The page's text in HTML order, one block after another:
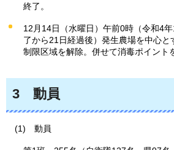
終了。
12月14日（水曜日）午前0時（令和4
了から21日経過後）発生農場を中心と
制限区域を解除。併せて消毒ポイント
3 動員
(1) 動員